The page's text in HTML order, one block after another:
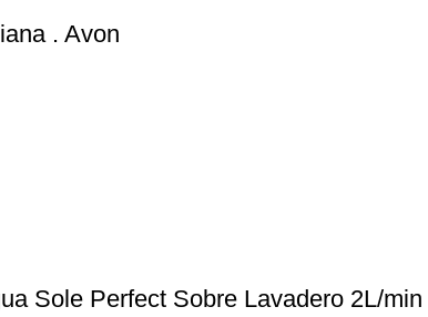
. Avon
Sole Perfect Sobre Lavadero 2L/